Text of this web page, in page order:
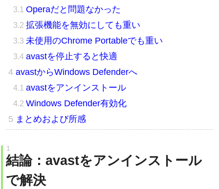
拡張機能を無効にしても重い
未使用のChrome Portableでも重い
avastを停止すると快適
avastからWindows Defenderへ
avastをアンインストール
Windows Defender有効化
まとめおよび所感
結論：avastをアンインストール
で解決